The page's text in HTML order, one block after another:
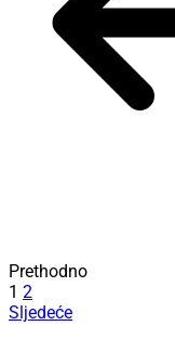
Prethodno
1 2
Sljedeće